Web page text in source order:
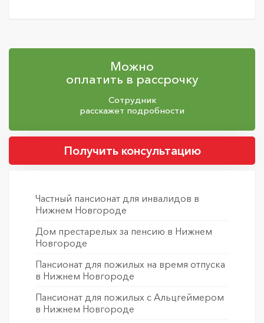
Можно
оплатить в рассрочку
Сотрудник
расскажет подробности
Получить консультацию
Частный пансионат для инвалидов в
Нижнем Новгороде
Дом престарелых за пенсию в Нижнем
Новгороде
Пансионат для пожилых на время отпуска
в Нижнем Новгороде
Пансионат для пожилых с Альцгеймером
в Нижнем Новгороде